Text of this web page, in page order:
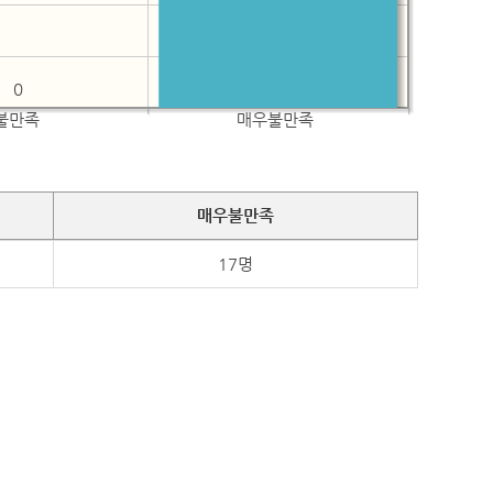
만족 매우불만족
0
매우불만족
17명